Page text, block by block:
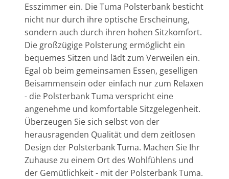
Esszimmer ein. Die Tuma Polsterbank besticht
nicht nur durch ihre optische Erscheinung,
sondern auch durch ihren hohen Sitzkomfort.
Die großzügige Polsterung ermöglicht ein
bequemes Sitzen und lädt zum Verweilen ein.
Egal ob beim gemeinsamen Essen, geselligen
Beisammensein oder einfach nur zum Relaxen
- die Polsterbank Tuma verspricht eine
angenehme und komfortable Sitzgelegenheit.
Überzeugen Sie sich selbst von der
herausragenden Qualität und dem zeitlosen
Design der Polsterbank Tuma. Machen Sie Ihr
Zuhause zu einem Ort des Wohlfühlens und
der Gemütlichkeit - mit der Polsterbank Tuma.